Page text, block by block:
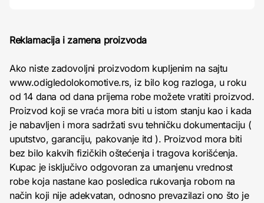
Reklamacija i zamena proizvoda
Ako niste zadovoljni proizvodom kupljenim na sajtu
www.odigledolokomotive.rs, iz bilo kog razloga, u roku
od 14 dana od dana prijema robe možete vratiti proizvod.
Proizvod koji se vraća mora biti u istom stanju kao i kada
je nabavljen i mora sadržati svu tehničku dokumentaciju (
uputstvo, garanciju, pakovanje itd ). Proizvod mora biti
bez bilo kakvih fizičkih oštećenja i tragova korišćenja.
Kupac je isključivo odgovoran za umanjenu vrednost
robe koja nastane kao posledica rukovanja robom na
način koji nije adekvatan, odnosno prevazilazi ono što je